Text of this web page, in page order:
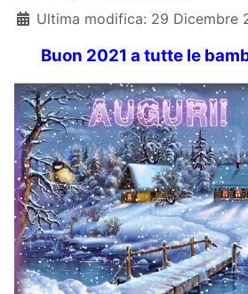
Ultima modifica: 29 Dicembre
Buon 2021 a tutte le